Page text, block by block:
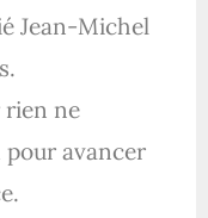
Jean-Michel
rien ne
avancer